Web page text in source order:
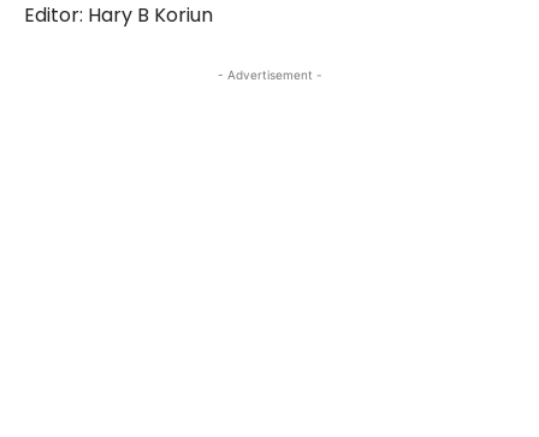
Editor: Hary B Koriun
- Advertisement -